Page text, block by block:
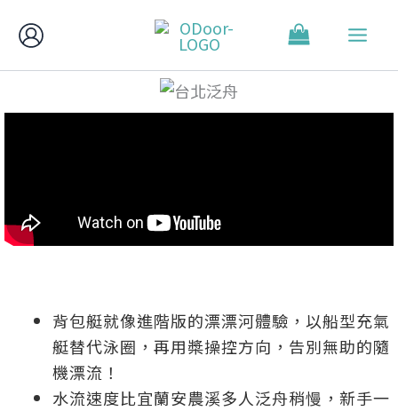
內
背包艇就像進階版的漂漂河體驗，以船型充氣
艇替代泳圈，再用槳操控方向，告別無助的隨
機漂流！
水流速度比宜蘭安農溪多人泛舟稍慢，新手一